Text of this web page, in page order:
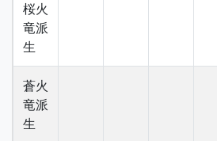
桜火
竜派
生
蒼火
竜派
生